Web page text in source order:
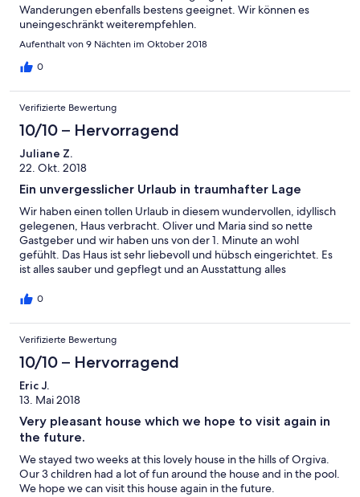
Wanderungen ebenfalls bestens geeignet. Wir können es
uneingeschränkt weiterempfehlen.
Aufenthalt von 9 Nächten im Oktober 2018
0
Verifizierte Bewertung
10/10 – Hervorragend
Juliane Z.
22. Okt. 2018
Ein unvergesslicher Urlaub in traumhafter Lage
Wir haben einen tollen Urlaub in diesem wundervollen, idyllisch
gelegenen, Haus verbracht. Oliver und Maria sind so nette
Gastgeber und wir haben uns von der 1. Minute an wohl
gefühlt. Das Haus ist sehr liebevoll und hübsch eingerichtet. Es
ist alles sauber und gepflegt und an Ausstattung alles
Blick auf die Berge - einfach herrlich zum Aufwachen. Morgens
abends den Wein unter Sternenhimmel und in himmlischer
Ruhe. Was will man mehr? Der Garten war für unsere 2 Kinder
super geeignet. Man hat so viel Platz zum Spielen und
Entdecken. Wir waren jeden Tag im Pool, von dem aus man
einen phantastischen Blick auf die Berge hat. Im Urlaub ist uns
ein guter Mix aus Bergen, Wasser, hübschen Orten und Kultur
wichtig. Orgiva ist perfekt gelegen, sodass man hier alles in der
Nähe hat. Schöne Orte wie Capileira und Pampaneira besuchen,
Wanderwege in alle Richtungen, zum Meer ist es nicht weit und
nach Granada und der Alhambra auch nicht. Toll ist die vom
Gastgeber bereitgestellte Infomappe mit zahlreichen
Informationen zum Entdecken der Umgebung - egal ob für
0
Verifizierte Bewertung
10/10 – Hervorragend
Eric J.
13. Mai 2018
Very pleasant house which we hope to visit again in
the future.
We stayed two weeks at this lovely house in the hills of Orgiva.
Our 3 children had a lot of fun around the house and in the pool.
We hope we can visit this house again in the future.